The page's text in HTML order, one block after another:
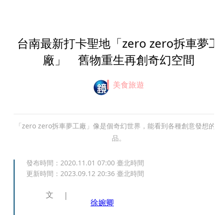
台南最新打卡聖地「zero zero拆車夢
廠」 舊物重生再創奇幻空間
美食旅遊
「zero zero拆車夢工廠」像是個奇幻世界，能看到各種創意發想的
品。
發布時間： 2020.11.01 07:00 臺北時間
更新時間： 2023.09.12 20:36 臺北時間
文
徐婉卿